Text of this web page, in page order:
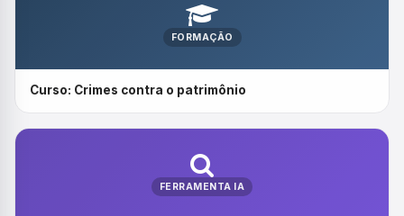
FORMAÇÃO
Curso: Crimes contra o patrimônio
FERRAMENTA IA